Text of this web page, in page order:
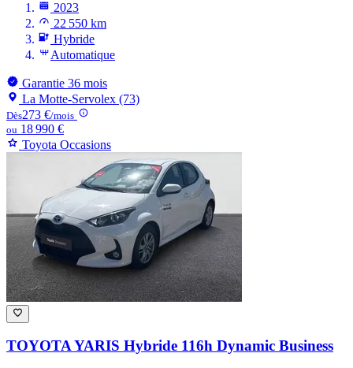
2023
22 550 km
Hybride
Automatique
Garantie 36 mois
La Motte-Servolex (73)
Dès273 €/mois
ou 18 990 €
Toyota Occasions
TOYOTA YARIS Hybride 116h Dynamic Business